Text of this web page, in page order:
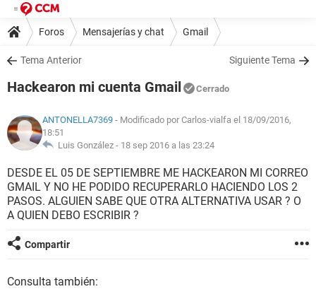
Foros Mensajerías y chat Gmail
Tema Anterior Siguiente Tema
Hackearon mi cuenta Gmail Cerrado
ANTONELLA7369- Modificado por Carlos-vialfa el 18/09/2016,
18:51
Luis González - 18 sep 2016 a las 23:24
DESDE EL 05 DE SEPTIEMBRE ME HACKEARON MI CORREO
GMAIL Y NO HE PODIDO RECUPERARLO HACIENDO LOS 2
PASOS. ALGUIEN SABE QUE OTRA ALTERNATIVA USAR ? O
A QUIEN DEBO ESCRIBIR ?
Compartir
Consulta también: